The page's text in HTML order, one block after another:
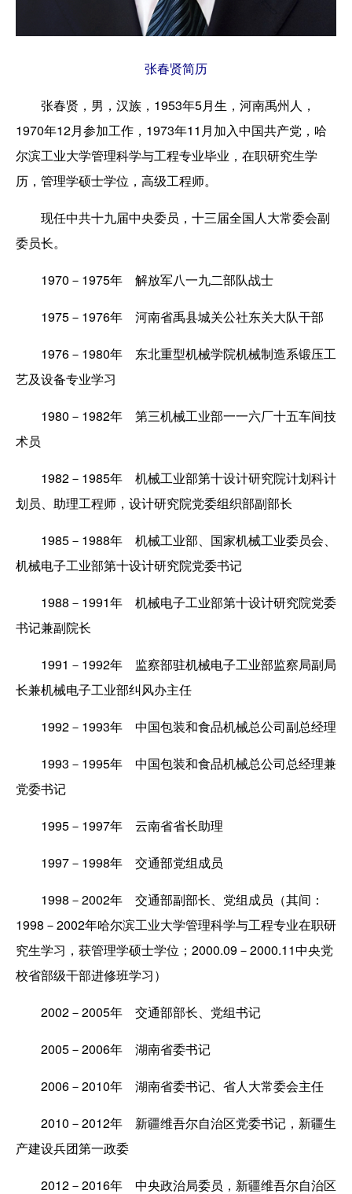
张春贤简历
张春贤，男，汉族，1953年5月生，河南禹州人，
1970年12月参加工作，1973年11月加入中国共产党，哈
尔滨工业大学管理科学与工程专业毕业，在职研究生学
历，管理学硕士学位，高级工程师。
现任中共十九届中央委员，十三届全国人大常委会副
委员长。
1970－1975年 解放军八一九二部队战士
1975－1976年 河南省禹县城关公社东关大队干部
1976－1980年 东北重型机械学院机械制造系锻压工
艺及设备专业学习
1980－1982年 第三机械工业部一一六厂十五车间技
术员
1982－1985年 机械工业部第十设计研究院计划科计
划员、助理工程师，设计研究院党委组织部副部长
1985－1988年 机械工业部、国家机械工业委员会、
机械电子工业部第十设计研究院党委书记
1988－1991年 机械电子工业部第十设计研究院党委
书记兼副院长
1991－1992年 监察部驻机械电子工业部监察局副局
长兼机械电子工业部纠风办主任
1992－1993年 中国包装和食品机械总公司副总经理
1993－1995年 中国包装和食品机械总公司总经理兼
党委书记
1995－1997年 云南省省长助理
1997－1998年 交通部党组成员
1998－2002年 交通部副部长、党组成员（其间：
1998－2002年哈尔滨工业大学管理科学与工程专业在职研
究生学习，获管理学硕士学位；2000.09－2000.11中央党
校省部级干部进修班学习）
2002－2005年 交通部部长、党组书记
2005－2006年 湖南省委书记
2006－2010年 湖南省委书记、省人大常委会主任
2010－2012年 新疆维吾尔自治区党委书记，新疆生
产建设兵团第一政委
2012－2016年 中央政治局委员，新疆维吾尔自治区